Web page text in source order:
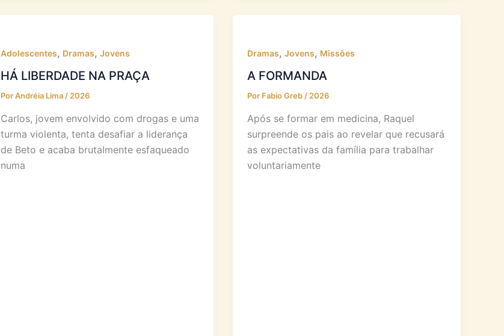
Adolescentes, Dramas, Jovens
HÁ LIBERDADE NA PRAÇA
PorAndréia Lima/2026
Carlos, jovem envolvido com drogas e uma
turma violenta, tenta desafiar a liderança
de Beto e acaba brutalmente esfaqueado
numa
Dramas,Jovens, Missões
A FORMANDA
Por Fabio Greb/2026
Após se formar em medicina, Raquel
surpreende os pais ao revelar que recusará
as expectativas da família para trabalhar
voluntariamente